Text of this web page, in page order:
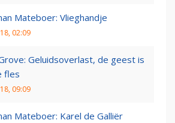
Mateboer: Vlieghandje
02:09
Geluidsoverlast, de geest is
fles
09:09
Mateboer: Karel de Galliër